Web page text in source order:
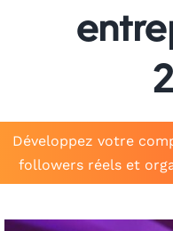
Développez votre
followers réels et